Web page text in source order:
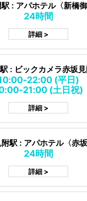
: アパホテル〈新橋御
24時間
詳細 >
: ビックカメラ赤坂
22:00 (平日)
21:00 (土日祝)
詳細 >
駅 : アパホテル〈赤坂
24時間
詳細 >